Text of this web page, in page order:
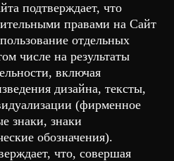
подтверждает, что
правами на Сайт
отдельных
числе на результаты
включая
дизайна, тексты,
(фирменное
знаки, знаки
обозначения).
что, совершая